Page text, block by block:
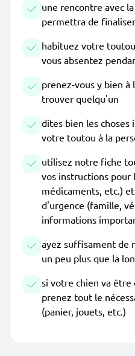
une rencontre avec
permettra de
habituez votre
vous absentez
prenez-vous y bien
trouver quelqu'un
dites bien les choses
votre toutou à la
utilisez notre fiche
vos instructions pour
médicaments, etc.)
d'urgence (famille,
informations
ayez suffisament de
un peu plus que la
si votre chien va être
prenez tout le
(panier, jouets, etc.)